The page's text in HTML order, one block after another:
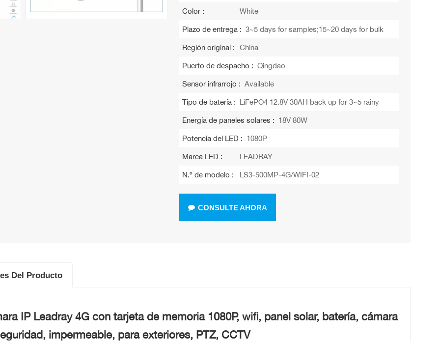
Color :
White
Plazo de entrega : 3~5 days for samples;15~20 days for bulk
Región original : China
Puerto de despacho : Qingdao
Sensor infrarrojo : Available
Tipo de batería : LiFePO4 12.8V 30AH back up for 3~5 rainy
Energía de paneles solares : 18V 80W
Potencia del LED : 1080P
Marca LED :
LEADRAY
N.º de modelo :
LS3-500MP-4G/WIFI-02
CONSULTE AHORA
Del Producto
IP Leadray 4G con tarjeta de memoria 1080P, wifi, panel solar, batería, cámara
impermeable, para exteriores, PTZ, CCTV